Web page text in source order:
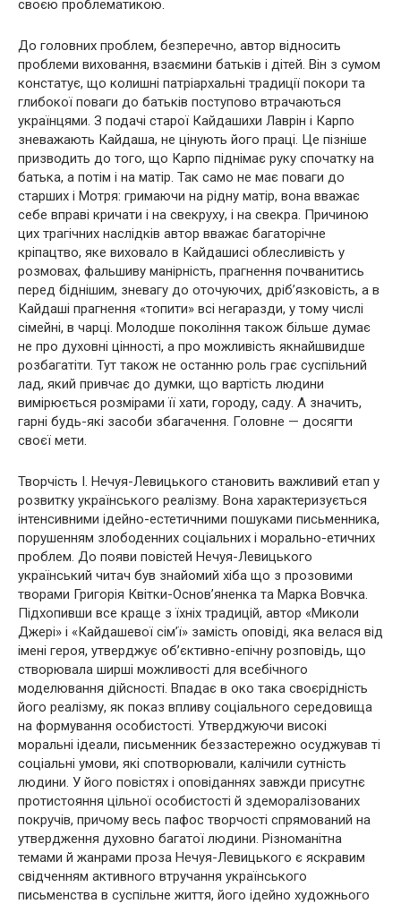
своєю проблематикою.
До головних проблем, безперечно, автор відносить
проблеми виховання, взаємини батьків і дітей. Він з сумом
констатує, що колишні патріархальні традиції покори та
глибокої поваги до батьків поступово втрачаються
українцями. З подачі старої Кайдашихи Лаврін і Карпо
зневажають Кайдаша, не цінують його праці. Це пізніше
призводить до того, що Карпо піднімає руку спочатку на
батька, а потім і на матір. Так само не має поваги до
старших і Мотря: гримаючи на рідну матір, вона вважає
себе вправі кричати і на свекруху, і на свекра. Причиною
цих трагічних наслідків автор вважає багаторічне
кріпацтво, яке виховало в Кайдашисі облесливість у
розмовах, фальшиву манірність, прагнення почванитись
перед біднішим, зневагу до оточуючих, дріб’язковість, а в
Кайдаші прагнення «топити» всі негаразди, у тому числі
сімейні, в чарці. Молодше покоління також більше думає
не про духовні цінності, а про можливість якнайшвидше
розбагатіти. Тут також не останню роль грає суспільний
лад, який привчає до думки, що вартість людини
вимірюється розмірами її хати, городу, саду. А значить,
гарні будь-які засоби збагачення. Головне — досягти
своєї мети.
Творчість І. Нечуя-Левицького становить важливий етап у
розвитку українського реалізму. Вона характеризується
інтенсивними ідейно-естетичними пошуками письменника,
порушенням злободенних соціальних і морально-етичних
проблем. До появи повістей Нечуя-Левицького
український читач був знайомий хіба що з прозовими
творами Григорія Квітки-Основ’яненка та Марка Вовчка.
Підхопивши все краще з їхніх традицій, автор «Миколи
Джері» і «Кайдашевої сім’ї» замість оповіді, яка велася від
імені героя, утверджує об’єктивно-епічну розповідь, що
створювала ширші можливості для всебічного
моделювання дійсності. Впадає в око така своєрідність
його реалізму, як показ впливу соціального середовища
на формування особистості. Утверджуючи високі
моральні ідеали, письменник беззастережно осуджував ті
соціальні умови, які спотворювали, калічили сутність
людини. У його повістях і оповіданнях завжди присутнє
протистояння цільної особистості й здеморалізованих
покручів, причому весь пафос творчості спрямований на
утвердження духовно багатої людини. Різноманітна
темами й жанрами проза Нечуя-Левицького є яскравим
свідченням активного втручання українського
письменства в суспільне життя, його ідейно художнього